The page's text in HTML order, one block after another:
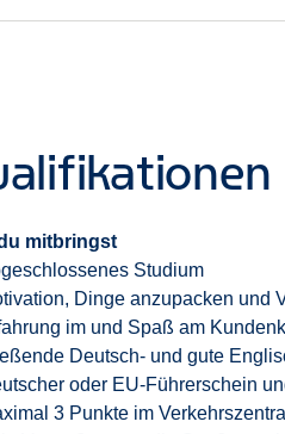
mitbringst
Studium
Dinge anzupacken und
im und Spaß am
Deutsch- und gute
oder EU-Führerschein
3 Punkte im